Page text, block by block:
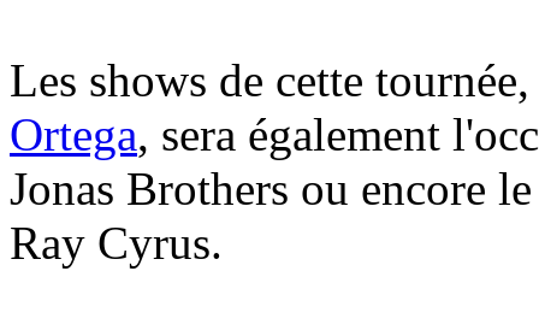
Les shows de cette
Ortega, sera également
Jonas Brothers ou encore
Ray Cyrus.